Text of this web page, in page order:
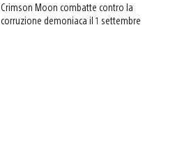
Crimson Moon combatte contro la
corruzione demoniaca il 1 settembre